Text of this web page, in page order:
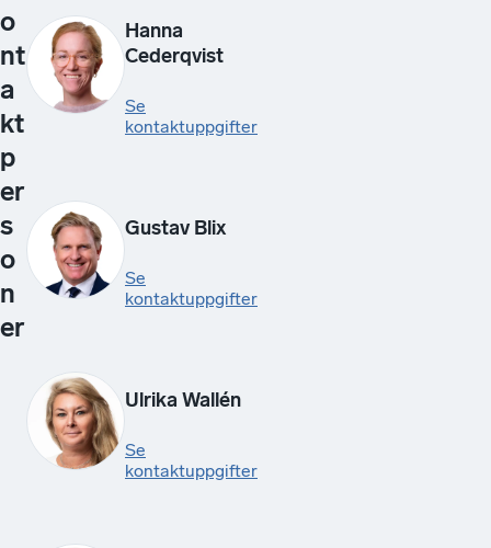
o
nt
a
kt
p
er
s
o
n
er
Hanna
Cederqvist
Se
kontaktuppgifter
Gustav Blix
Se
kontaktuppgifter
Ulrika Wallén
Se
kontaktuppgifter